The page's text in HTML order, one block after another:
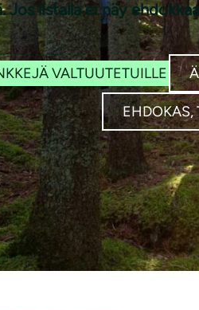
Jos listalla ei näy
VALTUUTETUILLE
EHDOKAS,